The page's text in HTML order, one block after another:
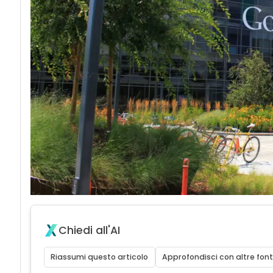
Chiedi all'AI
Riassumi questo articolo Approfondisci con altre